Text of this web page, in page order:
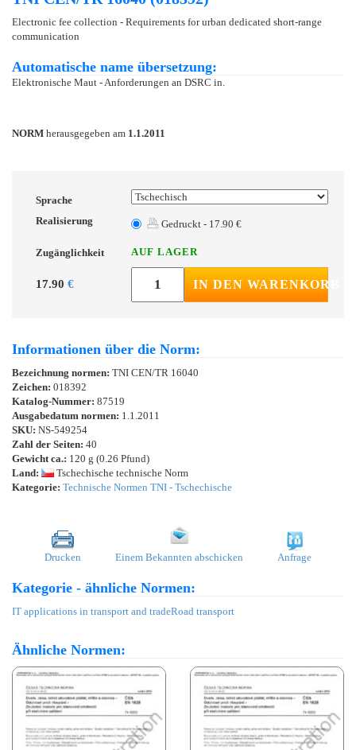
Electronic fee collection - Requirements for urban dedicated short-range
communication
Automatische name übersetzung:
Elektronische Maut - Anforderungen an DSRC in.
NORM herausgegeben am 1.1.2011
Sprache
Realisierung
Gedruckt - 17.90 €
Zugänglichkeit AUF LAGER
17.90 € IN DEN WARENKORB
Informationen über die Norm:
Bezeichnung normen: TNI CEN/TR 16040
Zeichen: 018392
Katalog-Nummer: 87519
Ausgabedatum normen: 1.1.2011
SKU: NS-549254
Zahl der Seiten: 40
Gewicht ca.: 120 g (0.26 Pfund)
Land:
Tschechische technische Norm
Kategorie: Technische Normen TNI - Tschechische
Drucken Einem Bekannten abschicken Anfrage
Kategorie - ähnliche Normen:
IT applications in transport and tradeRoad transport
Ähnliche Normen: